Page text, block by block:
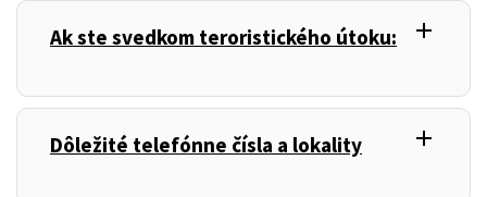
Ak ste svedkom teroristického útoku:
, add
Dôležité telefónne čísla a lokality
, add